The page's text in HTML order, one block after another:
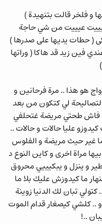
فلخر قالت بتنهيدة )
عيييت عيييت من شي حاجة
( حطات يديها على صدرها )
فين زيد قد هاكا ( وراتها
هو هذا .. مرة فرحانين و
لي كتكون من بعد
فاش طحتي مريضة غتحلفي
عليا حالات و حالات ..
مليوحة تما غير حيث مريضة و الفلوس
مراة اخرى و كاين النوع د
و ينزل و يبكيييي محروق
ما كيدوزش عليك بلا ما
تبان لك الدنيا زوينة
.. كلشي كيصغار قدام الموت
..!